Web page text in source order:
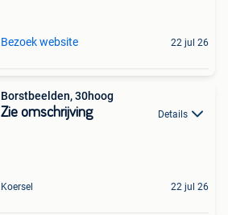
Bezoek website 22 jul 26
Borstbeelden, 30hoog
Zie omschrijving Details
Koersel 22 jul 26